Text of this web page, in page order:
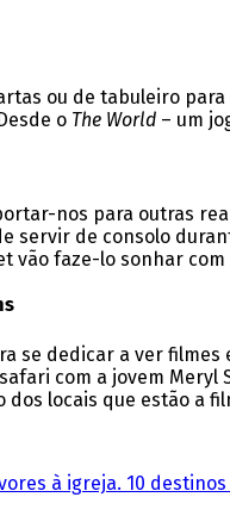
ou de tabuleiro
o The World– um
nos para outras
servir de consolo
vão faze-lo sonhar
se dedicar a ver
safari com a jovem
locais que estão a
à igreja. 10